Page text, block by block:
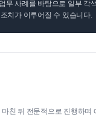
무 사례를 바탕으로 일부
치가 이루어질 수 있습니다.
친 뒤 전문적으로 진행하